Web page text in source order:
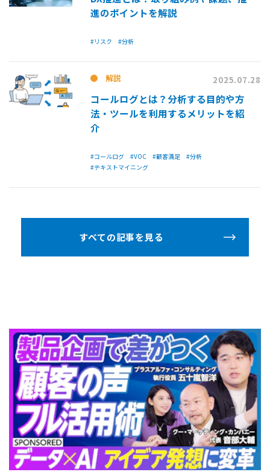
進のポイントを解説
#リスク #分析
解説 2025.07.28
コールログとは？分析する目的や方
法・ツールを利用するメリットを紹
介
#コールログ #VOC #顧客満足
#分析
#テキストマイニング
すべての記事を見る